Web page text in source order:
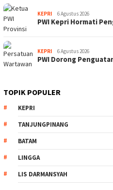
KEPRI 6 Agustus 2026
PWI Kepri Hormati
KEPRI 6 Agustus 2026
PWI Dorong
TOPIK POPULER
KEPRI
TANJUNGPINANG
BATAM
LINGGA
LIS DARMANSYAH